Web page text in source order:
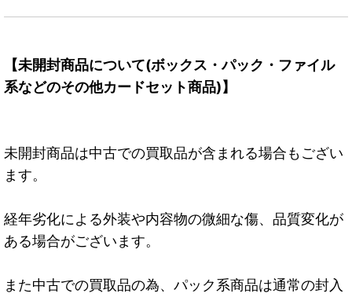
【未開封商品について(ボックス・パック・ファイル
系などのその他カードセット商品)】
未開封商品は中古での買取品が含まれる場合もござい
ます。
経年劣化による外装や内容物の微細な傷、品質変化が
ある場合がございます。
また中古での買取品の為、パック系商品は通常の封入